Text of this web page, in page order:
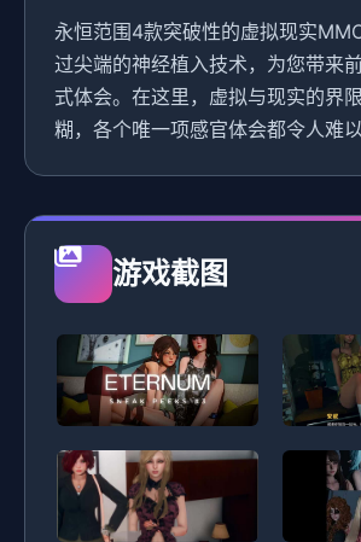
永恒范围4款突破性的虚拟现实
过尖端的神经植入技术，为您带来
式体会。在这里，虚拟与现实的界
糊，各个唯一项感官体会都令人难
游戏截图